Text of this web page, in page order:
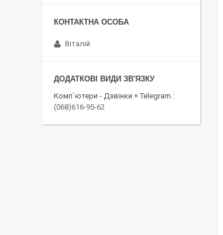
Віталій
Комп`ютери - Дзвінки + Telegram
(068)616-95-62